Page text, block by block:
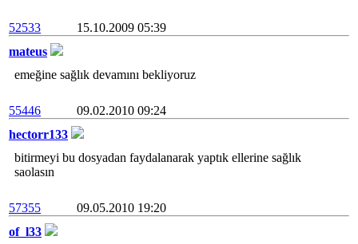
52533
15.10.2009 05:39
mateus
emeğine sağlık devamını bekliyoruz
55446
09.02.2010 09:24
hectorr133
bitirmeyi bu dosyadan faydalanarak yaptık ellerine sağlık
saolasın
57355
09.05.2010 19:20
of_l33